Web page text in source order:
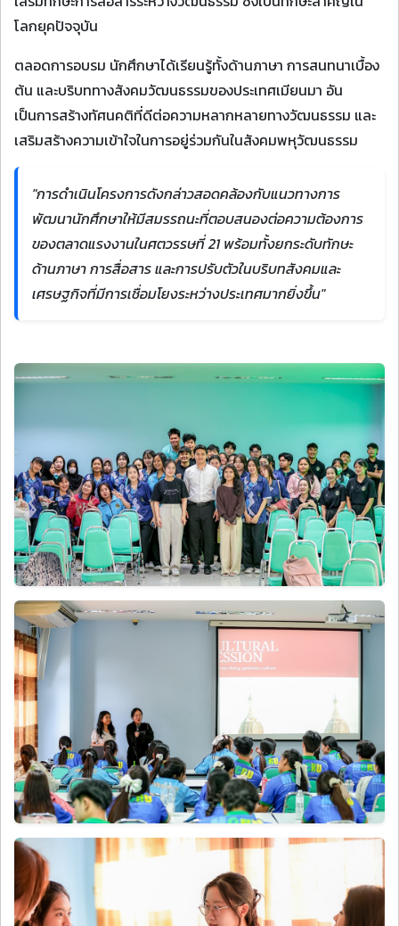
โลกยุคปัจจุบัน
ตลอดการอบรม นักศึกษาได้เรียนรู้ทั้งด้านภาษา การสนทนาเบื้อง
ต้น และบริบททางสังคมวัฒนธรรมของประเทศเมียนมา อัน
เป็นการสร้างทัศนคติที่ดีต่อความหลากหลายทางวัฒนธรรม และ
เสริมสร้างความเข้าใจในการอยู่ร่วมกันในสังคมพหุวัฒนธรรม
"การดำเนินโครงการดังกล่าวสอดคล้องกับแนวทางการ
พัฒนานักศึกษาให้มีสมรรถนะที่ตอบสนองต่อความต้องการ
ของตลาดแรงงานในศตวรรษที่ 21 พร้อมทั้งยกระดับทักษะ
ด้านภาษา การสื่อสาร และการปรับตัวในบริบทสังคมและ
เศรษฐกิจที่มีการเชื่อมโยงระหว่างประเทศมากยิ่งขึ้น"